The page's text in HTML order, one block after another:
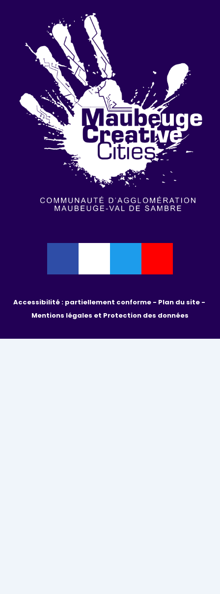
Accessibilité : partiellement conforme -
Mentions légales et Protection des données